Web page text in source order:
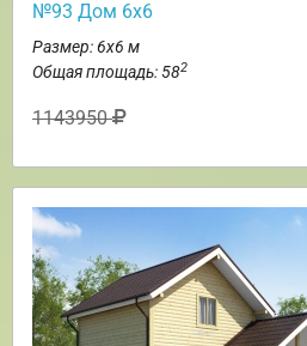
№93 Дом 6х6
Размер: 6х6 м
Общая площадь: 582
1143950